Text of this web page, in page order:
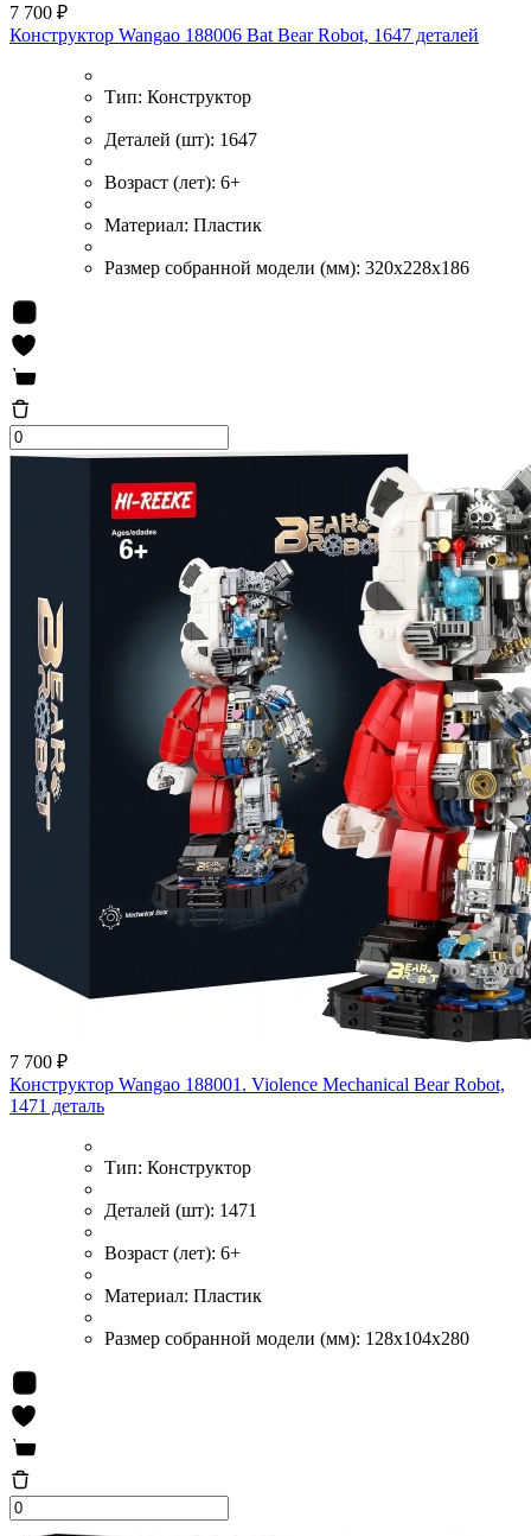
7 700 ₽
Конструктор Wangao 188006 Bat Bear Robot, 1647 деталей
Тип: Конструктор
Деталей (шт): 1647
Возраст (лет): 6+
Материал: Пластик
Размер собранной модели (мм): 320x228x186
7 700 ₽
Конструктор Wangao 188001. Violence Mechanical Bear Robot,
1471 деталь
Тип: Конструктор
Деталей (шт): 1471
Возраст (лет): 6+
Материал: Пластик
Размер собранной модели (мм): 128x104x280